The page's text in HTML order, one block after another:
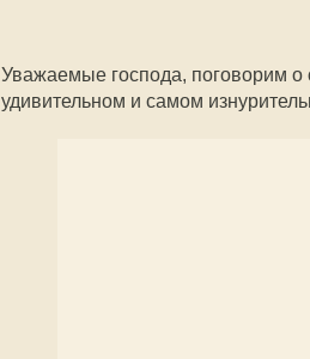
Уважаемые господа, поговорим
удивительном и самом